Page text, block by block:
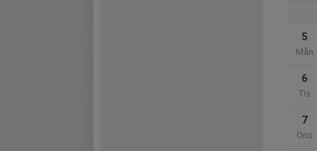
5
Mån
6
Tis
7
Ons